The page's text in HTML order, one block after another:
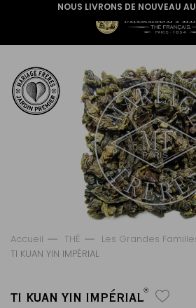
NOUS LIVRONS DE NOUVEAU
Accueil THÉ Les Grandes
TI KUAN YIN IMPÉRIAL
TI KUAN YIN IMPÉRIAL®